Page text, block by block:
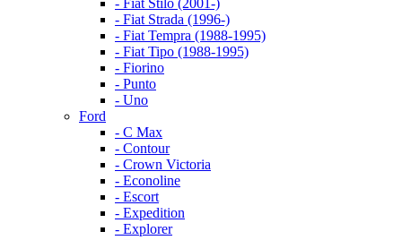
- Fiat Stilo (2001-)
- Fiat Strada (1996-)
- Fiat Tempra (1988-1995)
- Fiat Tipo (1988-1995)
- Fiorino
- Punto
- Uno
Ford
- C Max
- Contour
- Crown Victoria
- Econoline
- Escort
- Expedition
- Explorer